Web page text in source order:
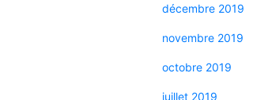
décembre 2019
novembre 2019
octobre 2019
juillet 2019